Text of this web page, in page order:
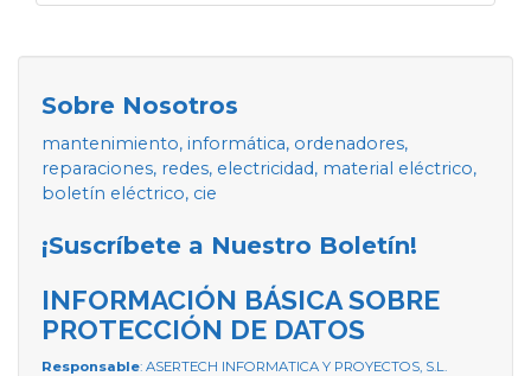
Sobre Nosotros
mantenimiento, informática, ordenadores,
reparaciones, redes, electricidad, material eléctrico,
boletín eléctrico, cie
¡Suscríbete a Nuestro Boletín!
INFORMACIÓN BÁSICA SOBRE
PROTECCIÓN DE DATOS
Responsable: ASERTECH INFORMATICA Y PROYECTOS, S.L.